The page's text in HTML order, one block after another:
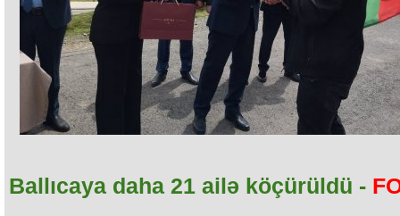
Ballıcaya daha 21 ailə köçürüldü -